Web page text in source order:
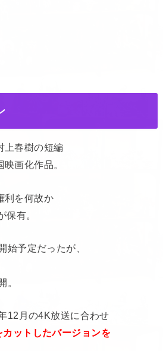
上春樹の短編
映画化作品。
利を何故か
保有。
始予定だったが、
。
12月の4K放送に合わせ
ットしたバージョンを